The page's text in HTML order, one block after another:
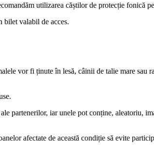
utilizarea căștilor de protecție fonică
bilet valabil de acces.
vor fi ținute în lesă, câinii de talie mare sau
partenerilor, iar unele pot conține, aleatoriu,
afectate de această condiție să evite